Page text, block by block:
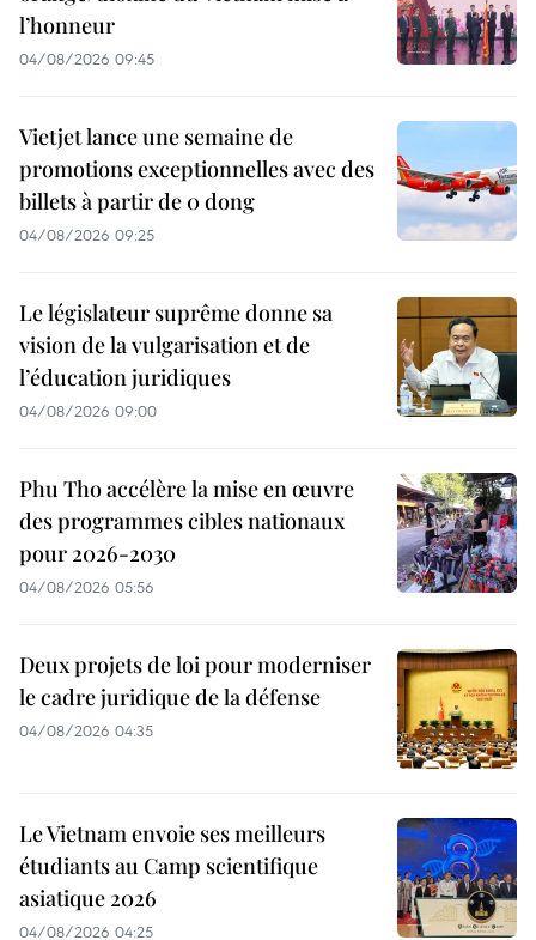
l’honneur
04/08/2026 09:45
Vietjet lance une semaine de
promotions exceptionnelles avec des
billets à partir de 0 dong
04/08/2026 09:25
Le législateur suprême donne sa
vision de la vulgarisation et de
l’éducation juridiques
04/08/2026 09:00
Phu Tho accélère la mise en œuvre
des programmes cibles nationaux
pour 2026-2030
04/08/2026 05:56
Deux projets de loi pour moderniser
le cadre juridique de la défense
04/08/2026 04:35
Le Vietnam envoie ses meilleurs
étudiants au Camp scientifique
asiatique 2026
04/08/2026 04:25